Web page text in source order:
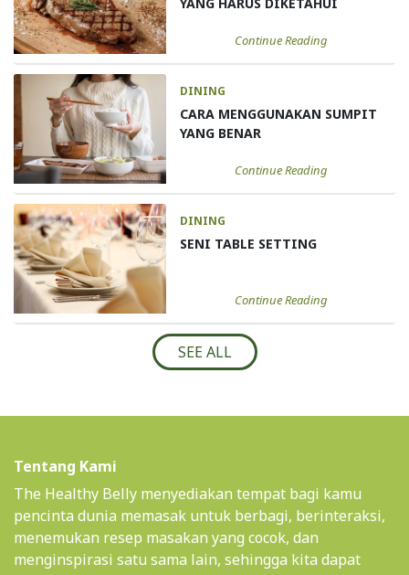
Continue Reading
DINING
CARA MENGGUNAKAN SUMPIT
YANG BENAR
Continue Reading
DINING
SENI TABLE SETTING
Continue Reading
SEE ALL
Tentang Kami
The Healthy Belly menyediakan tempat bagi kamu
pencinta dunia memasak untuk berbagi, berinteraksi,
menemukan resep masakan yang cocok, dan
menginspirasi satu sama lain, sehingga kita dapat